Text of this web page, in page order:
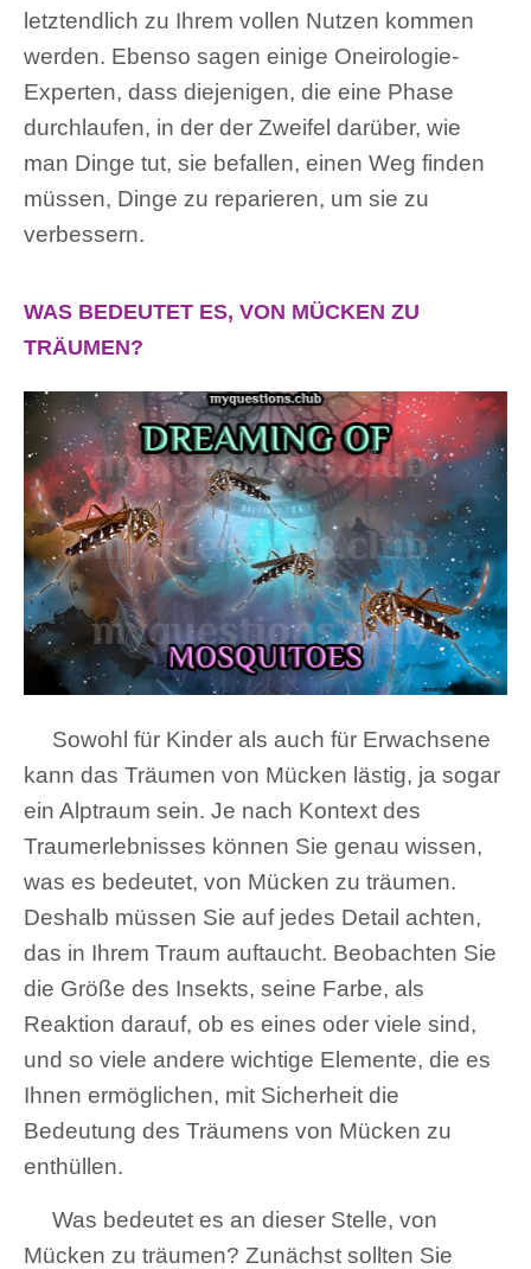
letztendlich zu Ihrem vollen Nutzen kommen
werden. Ebenso sagen einige Oneirologie-
Experten, dass diejenigen, die eine Phase
durchlaufen, in der der Zweifel darüber, wie
man Dinge tut, sie befallen, einen Weg finden
müssen, Dinge zu reparieren, um sie zu
verbessern.
WAS BEDEUTET ES, VON MÜCKEN ZU
TRÄUMEN?
Sowohl für Kinder als auch für Erwachsene
kann das Träumen von Mücken lästig, ja sogar
ein Alptraum sein. Je nach Kontext des
Traumerlebnisses können Sie genau wissen,
was es bedeutet, von Mücken zu träumen.
Deshalb müssen Sie auf jedes Detail achten,
das in Ihrem Traum auftaucht. Beobachten Sie
die Größe des Insekts, seine Farbe, als
Reaktion darauf, ob es eines oder viele sind,
und so viele andere wichtige Elemente, die es
Ihnen ermöglichen, mit Sicherheit die
Bedeutung des Träumens von Mücken zu
enthüllen.
Was bedeutet es an dieser Stelle, von
Mücken zu träumen? Zunächst sollten Sie